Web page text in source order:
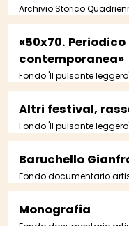
Archivio Storico
«50x70.
contemporanea»
Fondo 'Il pulsante
Altri festival,
Fondo 'Il pulsante
Baruchello
Fondo documentario
Monografia